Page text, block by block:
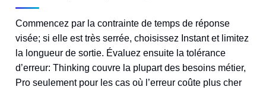
Commencez par la contrainte de temps de réponse
visée; si elle est très serrée, choisissez Instant et limitez
la longueur de sortie. Évaluez ensuite la tolérance
d’erreur: Thinking couvre la plupart des besoins métier,
Pro seulement pour les cas où l’erreur coûte plus cher